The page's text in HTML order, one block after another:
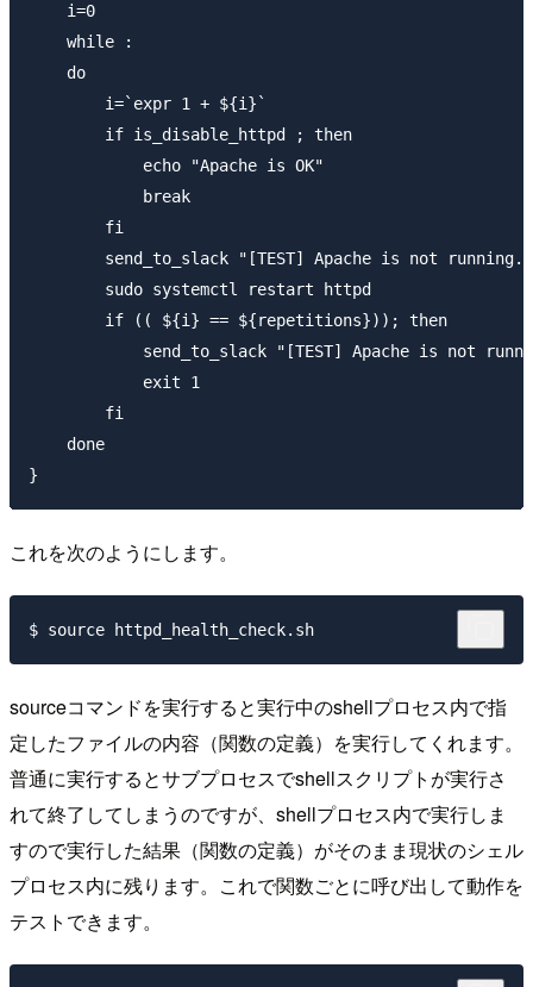
    i=0
    while :
    do
        i=`expr 1 + ${i}`
        if is_disable_httpd ; then
            echo "Apache is OK"
            break
        fi
send_to_slack "[TEST] Apache is not
        sudo systemctl restart httpd
        if (( ${i} == ${repetitions})); then
send_to_slack "[TEST] Apache is not
            exit 1
        fi
    done
これを次のようにします。
sourceコマンドを実行すると実行中のshellプロセス内で指
定したファイルの内容（関数の定義）を実行してくれます。
普通に実行するとサブプロセスでshellスクリプトが実行さ
れて終了してしまうのですが、shellプロセス内で実行しま
すので実行した結果（関数の定義）がそのまま現状のシェル
プロセス内に残ります。これで関数ごとに呼び出して動作を
テストできます。